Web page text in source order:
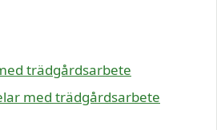
trädgårdsarbete
med trädgårdsarbete